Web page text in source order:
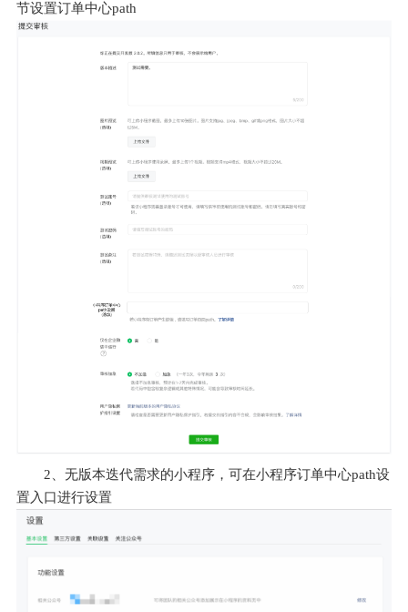
节设置订单中心path
2、无版本迭代需求的小程序，可在小程序订单中心path设
置入口进行设置